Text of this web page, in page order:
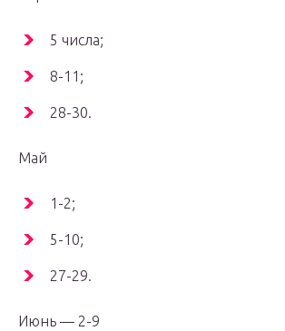
5 числа;
8-11;
28-30.
Май
1-2;
5-10;
27-29.
Июнь — 2-9